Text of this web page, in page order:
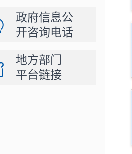
政府信息公
开咨询电话
地方部门
平台链接